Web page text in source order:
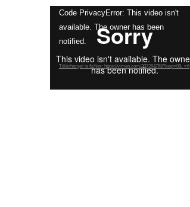
Lecteur
vidéo
Code PrivacyError: This video isn't
available. The owner has been
notified.
Télécharger le fichier: https://vimeo.com/307284768?loop=0&_=6